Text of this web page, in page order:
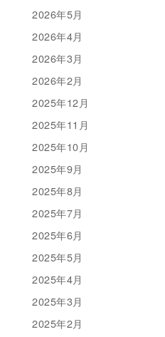
2026年5月
2026年4月
2026年3月
2026年2月
2025年12月
2025年11月
2025年10月
2025年9月
2025年8月
2025年7月
2025年6月
2025年5月
2025年4月
2025年3月
2025年2月